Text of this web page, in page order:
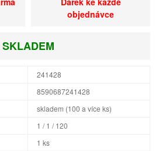
objednávce
SKLADEM
241428
8590687241428
skladem (100 a více ks)
1 / 1 / 120
1 ks